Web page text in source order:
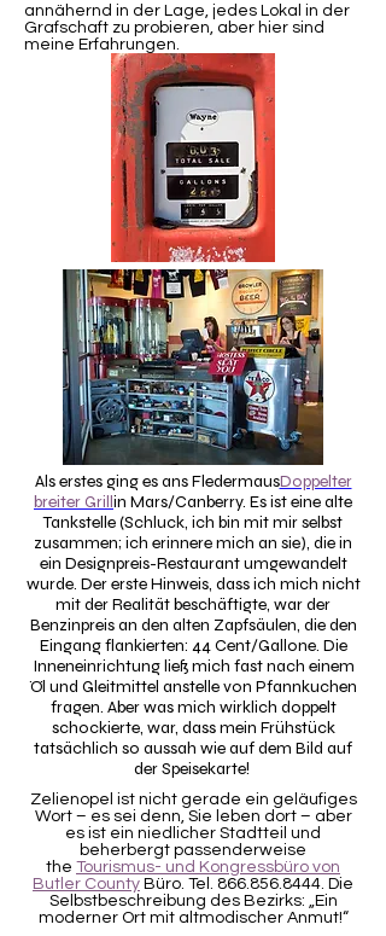
annähernd in der Lage, jedes Lokal in der
Grafschaft zu probieren, aber hier sind
meine Erfahrungen.
Als erstes ging es ans FledermausDoppelter
breiter Grillin Mars/Canberry. Es ist eine alte
Tankstelle (Schluck, ich bin mit mir selbst
zusammen; ich erinnere mich an sie), die in
ein Designpreis-Restaurant umgewandelt
wurde. Der erste Hinweis, dass ich mich nicht
mit der Realität beschäftigte, war der
Benzinpreis an den alten Zapfsäulen, die den
Eingang flankierten: 44 Cent/Gallone. Die
Inneneinrichtung ließ mich fast nach einem
Öl und Gleitmittel anstelle von Pfannkuchen
fragen. Aber was mich wirklich doppelt
schockierte, war, dass mein Frühstück
tatsächlich so aussah wie auf dem Bild auf
der Speisekarte!
Zelienopel ist nicht gerade ein geläufiges
Wort – es sei denn, Sie leben dort – aber
es ist ein niedlicher Stadtteil und
beherbergt passenderweise
the Tourismus- und Kongressbüro von
Butler County Büro. Tel. 866.856.8444. Die
Selbstbeschreibung des Bezirks: „Ein
moderner Ort mit altmodischer Anmut!“